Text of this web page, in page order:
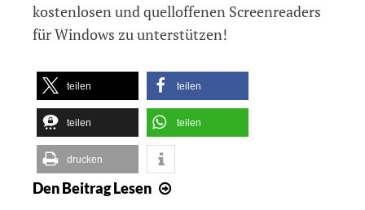
kostenlosen und quelloffenen Screenreaders
für Windows zu unterstützen!
teilen teilen
teilen teilen
drucken
Den BeitragLesen